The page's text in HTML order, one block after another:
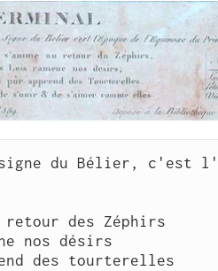
du Bélier, c'est
des Zéphirs
nos désirs
des tourterelles